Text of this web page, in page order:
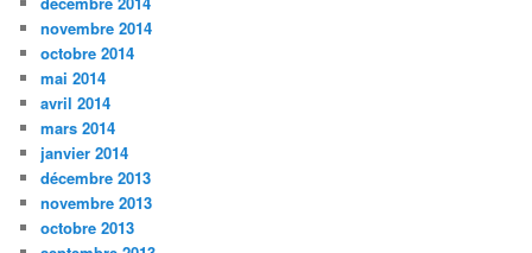
novembre 2014
octobre 2014
mai 2014
avril 2014
mars 2014
janvier 2014
décembre 2013
novembre 2013
octobre 2013